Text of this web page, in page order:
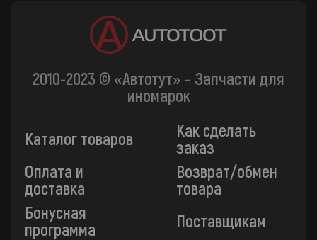
2010-2023 © «Автотут» – Запчасти для
иномарок
Каталог товаров
Как сделать
заказ
Оплата и
доставка
Возврат/обмен
товара
Бонусная
программа
Поставщикам